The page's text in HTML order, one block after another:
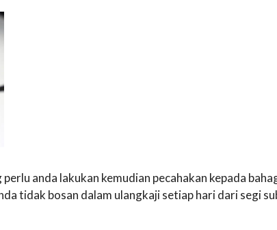
anda lakukan kemudian pecahakan kepada
tidak bosan dalam ulangkaji setiap hari dari segi